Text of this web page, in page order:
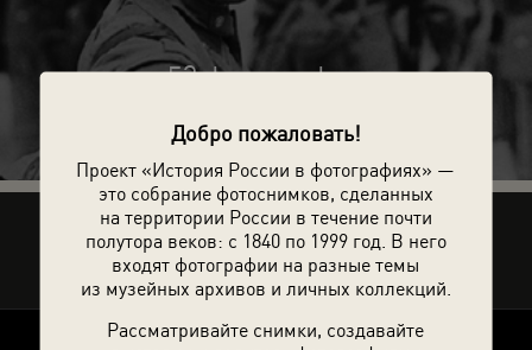
Добро пожаловать!
Проект «История России в фотографиях» —
это собрание фотоснимков, сделанных
на территории России в течение почти
полутора веков: с 1840 по 1999 год. В него
входят фотографии на разные темы
из музейных архивов и личных коллекций.
Рассматривайте снимки, создавайте
53 фотографии
Рассказать друзьям